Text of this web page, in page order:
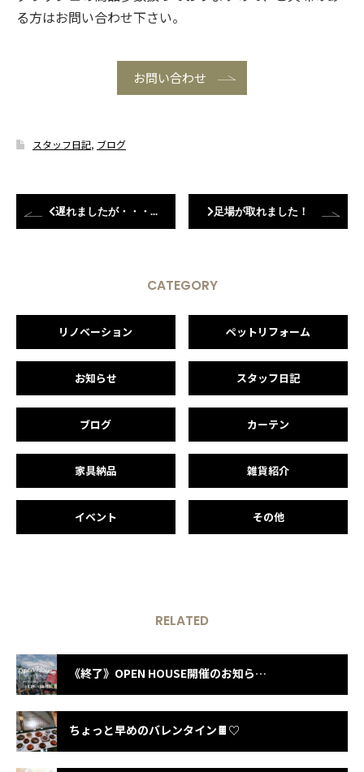
る方はお問い合わせ下さい。
お問い合わせ
スタッフ日記, ブログ
遅れましたが・・・やってきました☆ 足場が取れました！
CATEGORY
リノベーション ペットリフォーム
お知らせ スタッフ日記
ブログ カーテン
家具納品 雑貨紹介
イベント その他
RELATED
《終了》OPEN HOUSE開催のお知らせ in城陽市平川浜道裏
ちょっと早めのバレンタイン🍫♡